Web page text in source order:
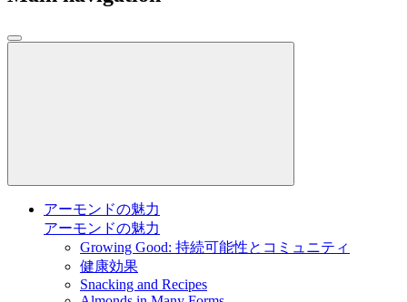
アーモンドの魅力
アーモンドの魅力
Growing Good: 持続可能性とコミュニティ
健康効果
Snacking and Recipes